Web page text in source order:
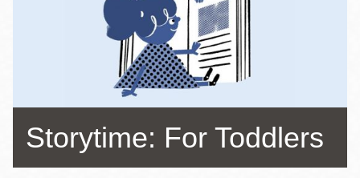
Storytime: For Toddlers